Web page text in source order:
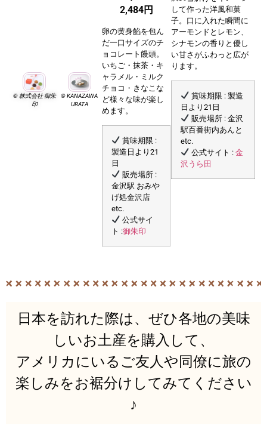
©️ 株式会社 御朱
印
©️ KANAZAWA
URATA
2,484円
卵の黄身餡を包ん
だ一口サイズのチ
ョコレート饅頭。
いちご・抹茶・キ
ャラメル・ミルク
チョコ・きなこな
ど様々な味が楽し
めます。
賞味期限 :
製造日より21
日
販売場所 :
金沢駅 おみや
げ処金沢店
etc.
公式サイ
ト :御朱印
して作った洋風和菓
子。口に入れた瞬間に
アーモンドとレモン、
シナモンの香りと優し
い甘さがふわっと広が
ります。
賞味期限 : 製造
日より21日
販売場所 : 金沢
駅百番街内あんと
etc.
公式サイト :⾦
沢うら⽥
⽇本を訪れた際は、ぜひ各地の美味
しいお⼟産を購⼊して、
アメリカにいるご友⼈や同僚に旅の
楽しみをお裾分けしてみてください
♪